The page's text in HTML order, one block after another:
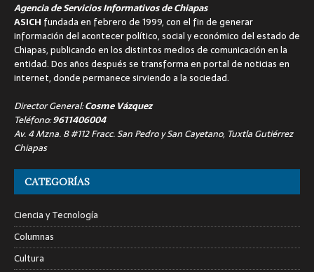
Agencia de Servicios Informativos de Chiapas
ASICH fundada en febrero de 1999, con el fin de generar
información del acontecer político, social y económico del estado de
Chiapas, publicando en los distintos medios de comunicación en la
entidad. Dos años después se transforma en portal de noticias en
internet, donde permanece sirviendo a la sociedad.
Director General:Cosme Vázquez
Teléfono:9611406004
Av. 4 Mzna. 8 #112 Fracc. San Pedro y San Cayetano, Tuxtla Gutiérrez
Chiapas
CATEGORÍAS
Ciencia y Tecnología
Columnas
Cultura